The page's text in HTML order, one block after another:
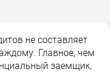
не составляет
Главное, чем
заемщик,